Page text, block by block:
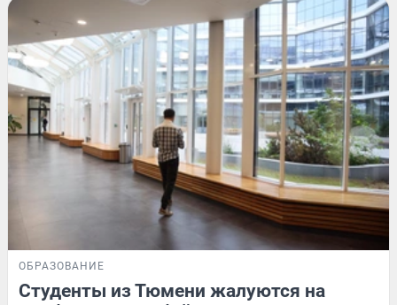
ОБРАЗОВАНИЕ
Студенты из Тюмени жалуются на